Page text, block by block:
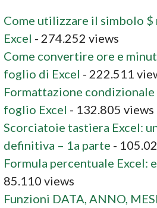
Come utilizzare il simbolo
Excel - 274.252 views
Come convertire ore e
foglio di Excel - 222.511
Formattazione condizionale
foglio Excel - 132.805 views
Scorciatoie tastiera Excel:
definitiva – 1a parte -
Formula percentuale Excel:
85.110 views
Funzioni DATA, ANNO,